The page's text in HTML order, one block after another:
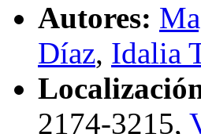
Autores:
Díaz, Idalia
2174-3215,